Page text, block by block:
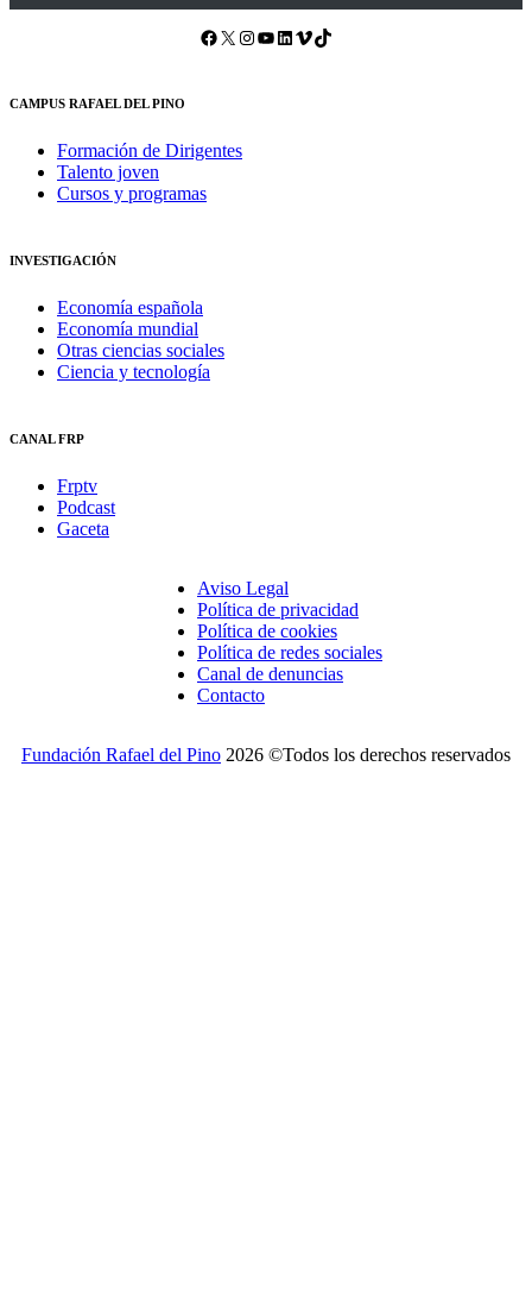
Facebook X Instagram YouTube LinkedIn Vimeo TikTok
CAMPUS RAFAEL DEL PINO
Formación de Dirigentes
Talento joven
Cursos y programas
INVESTIGACIÓN
Economía española
Economía mundial
Otras ciencias sociales
Ciencia y tecnología
CANAL FRP
Frptv
Podcast
Gaceta
Aviso Legal
Política de privacidad
Política de cookies
Política de redes sociales
Canal de denuncias
Contacto
Fundación Rafael del Pino 2026 ©Todos los derechos reservados